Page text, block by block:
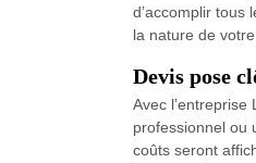
d’accomplir tous
la nature de
Devis pose
Avec
professionnel ou
coûts seront